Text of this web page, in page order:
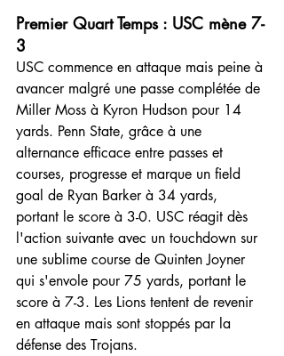
Premier Quart Temps : USC mène 7-
3
USC commence en attaque mais peine à
avancer malgré une passe complétée de
Miller Moss à Kyron Hudson pour 14
yards. Penn State, grâce à une
alternance efficace entre passes et
courses, progresse et marque un field
goal de Ryan Barker à 34 yards,
portant le score à 3-0. USC réagit dès
l'action suivante avec un touchdown sur
une sublime course de Quinten Joyner
qui s'envole pour 75 yards, portant le
score à 7-3. Les Lions tentent de revenir
en attaque mais sont stoppés par la
défense des Trojans.